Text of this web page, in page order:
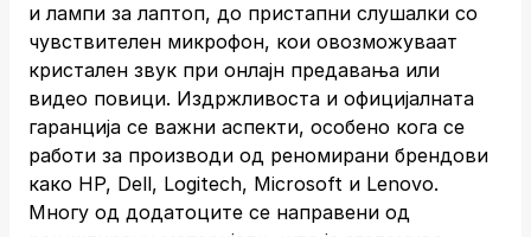
и лампи за лаптоп, до пристапни слушалки со
чувствителен микрофон, кои овозможуваат
кристален звук при онлајн предавања или
видео повици. Издржливоста и официјалната
гаранција се важни аспекти, особено кога се
работи за производи од реномирани брендови
како HP, Dell, Logitech, Microsoft и Lenovo.
Многу од додатоците се направени од